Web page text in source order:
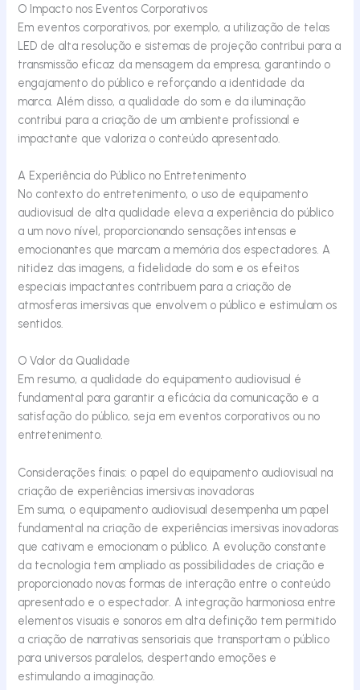
O Impacto nos Eventos Corporativos
Em eventos corporativos, por exemplo, a utilização de telas
LED de alta resolução e sistemas de projeção contribui para a
transmissão eficaz da mensagem da empresa, garantindo o
engajamento do público e reforçando a identidade da
marca. Além disso, a qualidade do som e da iluminação
contribui para a criação de um ambiente profissional e
impactante que valoriza o conteúdo apresentado.
A Experiência do Público no Entretenimento
No contexto do entretenimento, o uso de equipamento
audiovisual de alta qualidade eleva a experiência do público
a um novo nível, proporcionando sensações intensas e
emocionantes que marcam a memória dos espectadores. A
nitidez das imagens, a fidelidade do som e os efeitos
especiais impactantes contribuem para a criação de
atmosferas imersivas que envolvem o público e estimulam os
sentidos.
O Valor da Qualidade
Em resumo, a qualidade do equipamento audiovisual é
fundamental para garantir a eficácia da comunicação e a
satisfação do público, seja em eventos corporativos ou no
entretenimento.
Considerações finais: o papel do equipamento audiovisual na
criação de experiências imersivas inovadoras
Em suma, o equipamento audiovisual desempenha um papel
fundamental na criação de experiências imersivas inovadoras
que cativam e emocionam o público. A evolução constante
da tecnologia tem ampliado as possibilidades de criação e
proporcionado novas formas de interação entre o conteúdo
apresentado e o espectador. A integração harmoniosa entre
elementos visuais e sonoros em alta definição tem permitido
a criação de narrativas sensoriais que transportam o público
para universos paralelos, despertando emoções e
estimulando a imaginação.